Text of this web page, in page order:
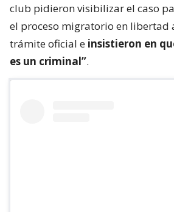
club pidieron visibilizar el caso
el proceso migratorio en libertad
trámite oficial e insistieron en
es un criminal”.